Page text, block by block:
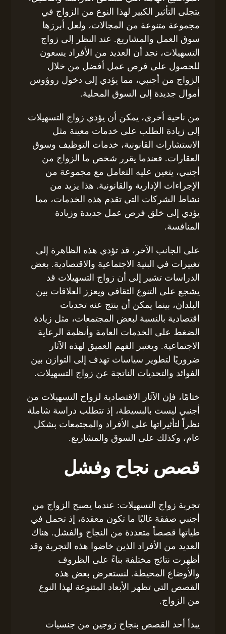
يتجلى التأثير الكبير لهذا النوع من الزواج في
مجموعة متنوعة من المجالات، ولعل أبرزها
سوق العمل والمشاريع. عند النظر إلى زواج
التسهيلات، نجد أن العديد من الأفراد يسعون
للحصول على فرص عمل أفضل من خلال
الزواج من أجنبي، مما يؤدي إلى دخول روؤوس
أموال جديدة إلى السوق المحلية.
من ناحية أخرى، يمكن أن يؤدي زواج التسهيلات
إلى زيادة الطلب على خدمات معينة مثل
الاستشارات القانونية، خدمات التوظيف وسوق
العقارات. فعندما يقرر شخص ما الزواج من
أجنبي، يتعين عليه التعامل مع مجموعة من
الإجراءات الإدارية والقانونية. هذا يزيد من
نشاط الشركات التي تقدم هذه الخدمات، مما
يؤدي إلى خلق فرص عمل جديدة وزيادة
المنافسة.
على الجانب الآخر، قد تؤدي هذه الظاهرة إلى
تغييرات في البنية الاجتماعية والاقتصادية. بعض
الدراسات تشير إلى أن زواج التسهيلات قد
يشجع على التنوع الثقافي ويعزز العلاقات بين
البلدان، بينما يمكن أن ينتج عنه تحديات
اقتصادية بالنسبة لبعض المجتمعات، مثل زيادة
الضغط على الخدمات العامة وأنظمة الرعاية
الاجتماعية. ويعتبر الفهم العميق لهذه الآثار
ضروريًا لتطوير سياسات تهدف إلى التوازن بين
الفوائد والتحديات الناتجة عن زواج التسهيلات.
ختامًا، فإن الآثار الاقتصادية لزواج التسهيلات من
أجنبي ليست بالبسيطة، إذ تتطلب دراسة شاملة
نظراً لتأثيراتها على الأفراد والمجتمعات بشكل
عام، وكذلك على السوق والمشاريع.
قصص نجاح وفشل
تجربة زواج التسهيلات: عندما يصبح الزواج من
أجنبي صفقة غالبًا ما تكون معقدة، إذ تحمل في
طياتها قصصاً متعددة من النجاح والفشل. هناك
العديد من الأفراد الذين خاضوا هذه التجربة وقد
أظهرت نتائج مختلفة بناءً على الظروف
والأوضاع المحيطة. لنستعرض بعض هذه
القصص التي تظهر الأبعاد المتنوعة لهذا النوع
من الزواج.
يبدأ أحد القصص بنجاح زوجين من جنسيات